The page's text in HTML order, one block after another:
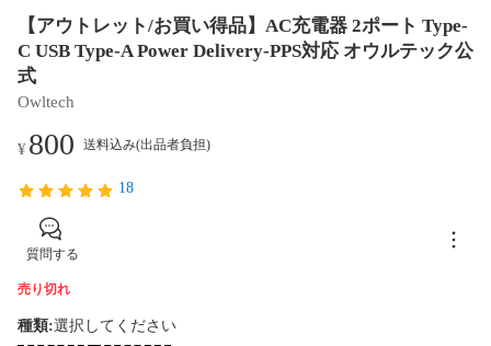
【アウトレット/お買い得品】AC充電器 2ポート Type-
C USB Type-A Power Delivery-PPS対応 オウルテック公
式
Owltech
¥800 送料込み(出品者負担)
18
質問する
売り切れ
種類:選択してください